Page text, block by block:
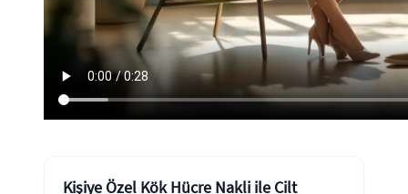
Kişiye Özel Kök Hücre Nakli ile Cilt